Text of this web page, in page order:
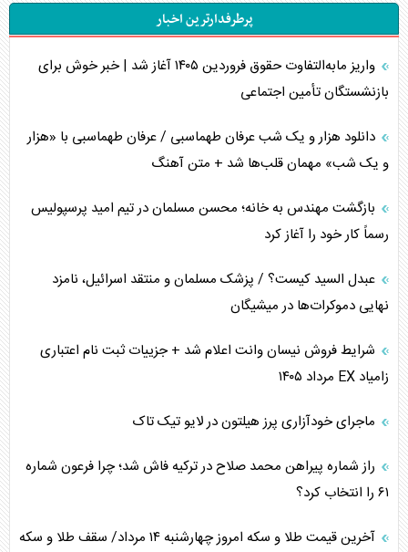
تحلیل جامع پدیده تراستی‌ها
تأثیر جنگ ایران و آمریکا بر اقتصاد جهانی
اربعین، کابوس مشترک تل‌آویو-واشنگتن
برنامه هفتم توسعه در نقطه کور سیاستگذاری
کنوانسیون دریای خزر در راستای منافع ملی است؟
اوکراین بازوی مخرب آمریکا در غرب آسیا
اهمیت راهبردی اردن برای آمریکا
پیام، ظرفیت بالفعل‌نشده تجارت ایران
همسویی عربستان با سنتکام علیه متحدان ایران
ترامپ و توهم خلع سلاح حماس
پرطرفدارترین اخبار
واریز مابه‌التفاوت حقوق فروردین ۱۴۰۵ آغاز شد | خبر خوش برای
بازنشستگان تأمین اجتماعی
دانلود هزار و یک شب عرفان طهماسبی / عرفان طهماسبی با «هزار
و یک شب» مهمان قلب‌ها شد + متن آهنگ
بازگشت مهندس به خانه؛ محسن مسلمان در تیم امید پرسپولیس
رسماً کار خود را آغاز کرد
عبدل السید کیست؟ / پزشک مسلمان و منتقد اسرائیل، نامزد
نهایی دموکرات‌ها در میشیگان
شرایط فروش نیسان وانت اعلام شد + جزییات ثبت نام اعتباری
زامیاد EX مرداد ۱۴۰۵
ماجرای خودآزاری پرز هیلتون در لایو تیک تاک
راز شماره پیراهن محمد صلاح در ترکیه فاش شد؛ چرا فرعون شماره
۶۱ را انتخاب کرد؟
آخرین قیمت طلا و سکه امروز چهارشنبه ۱۴ مرداد/ سقف طلا و سکه